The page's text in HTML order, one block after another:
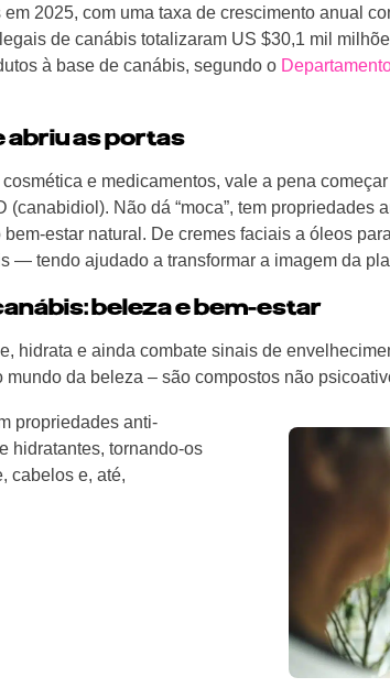
2025, com uma taxa de crescimento anual
de canábis totalizaram US $30,1 mil
à base de canábis, segundo o
abriu as portas
e medicamentos, vale a pena
(canabidiol). Não dá “moca”, tem propriedades
estar natural. De cremes faciais a óleos
— tendo ajudado a transformar a imagem da
beleza e bem-estar
hidrata e ainda combate sinais de
mundo da beleza – são compostos não
propriedades anti-
hidratantes, tornando-os
cabelos e, até,